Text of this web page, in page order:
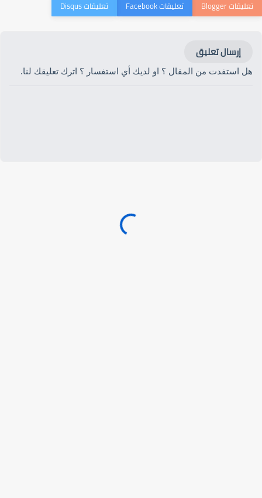
إرسال تعليق
هل استفدت من المقال ؟ او لديك أي استفسار ؟ اترك تعليقك لنا.